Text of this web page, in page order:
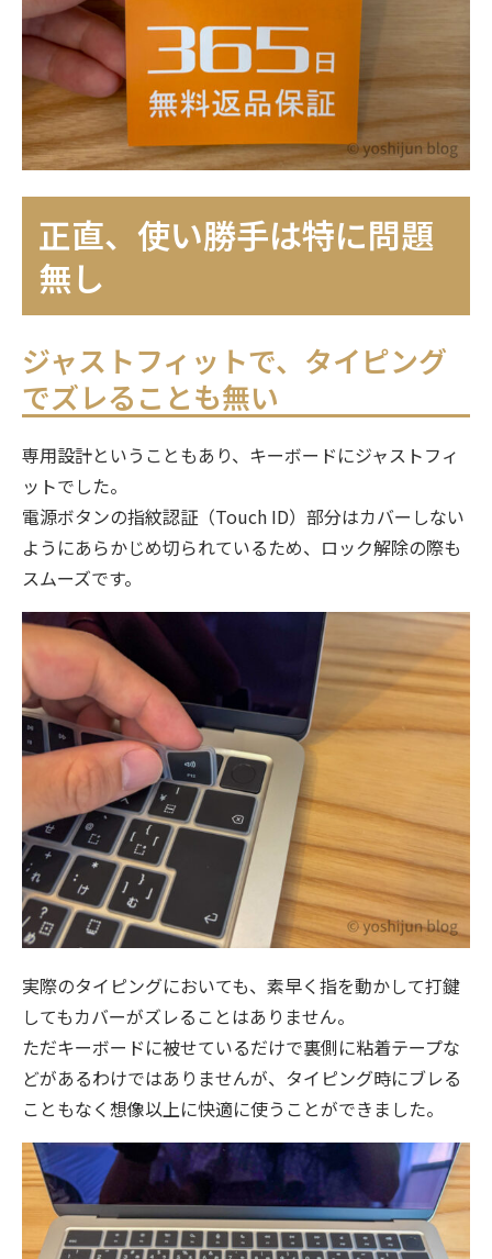
正直、使い勝手は特に問題
無し
ジャストフィットで、タイピング
でズレることも無い
専用設計ということもあり、キーボードにジャストフィ
ットでした。
電源ボタンの指紋認証（Touch ID）部分はカバーしない
ようにあらかじめ切られているため、ロック解除の際も
スムーズです。
実際のタイピングにおいても、素早く指を動かして打鍵
してもカバーがズレることはありません。
ただキーボードに被せているだけで裏側に粘着テープな
どがあるわけではありませんが、タイピング時にブレる
こともなく想像以上に快適に使うことができました。